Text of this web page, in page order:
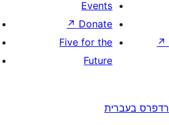
↗
Events
Donate
↗
Five for the
Future
בעברית